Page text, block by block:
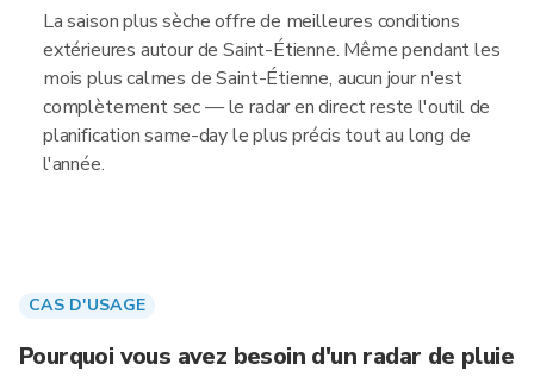
La saison plus sèche offre de meilleures conditions
extérieures autour de Saint-Étienne. Même pendant les
mois plus calmes de Saint-Étienne, aucun jour n'est
complètement sec — le radar en direct reste l'outil de
planification same-day le plus précis tout au long de
l'année.
CAS D'USAGE
Pourquoi vous avez besoin d'un radar de pluie